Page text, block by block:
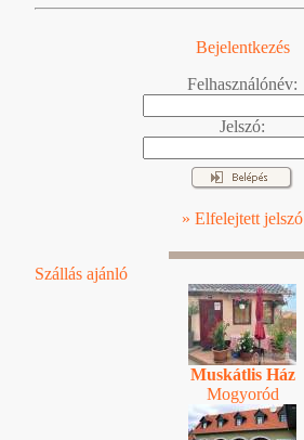
Bejelentkezés
Felhasználónév:
Jelszó:
» Elfelejtett jelszó
Szállás ajánló
Muskátlis Ház
Mogyoród